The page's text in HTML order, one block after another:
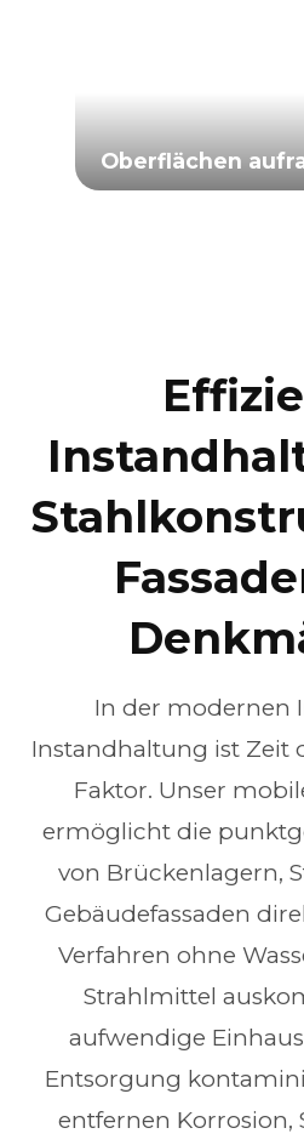
Oberflächen
In der modernen
Instandhaltung ist Zeit
Faktor. Unser
ermöglicht die
von Brückenlagern,
Gebäudefassaden
Verfahren ohne
Strahlmittel
aufwendige
Entsorgung
entfernen Korrosion,